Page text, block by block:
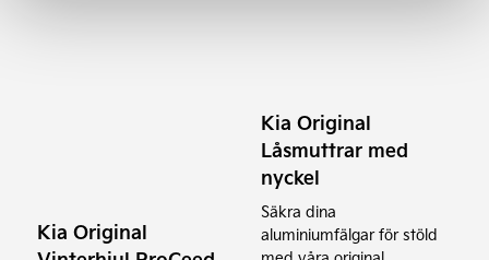
Kia Original
väljas
Kia Original
Låsmuttrar med
nyckel
Säkra dina
aluminiumfälgar för stöld